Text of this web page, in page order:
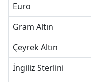
Euro
Gram Altın
Çeyrek Altın
İngiliz Sterlini